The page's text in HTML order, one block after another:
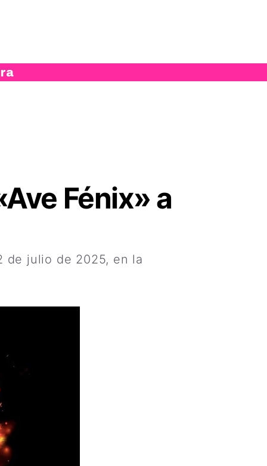
Fénix» a
de julio de 2025, en la